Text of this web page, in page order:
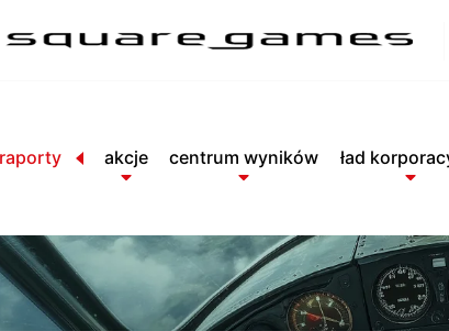
raporty akcje centrum wyników ład